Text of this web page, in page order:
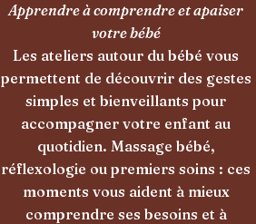
Apprendre à comprendre et apaiser
votre bébé
Les ateliers autour du bébé vous
permettent de découvrir des gestes
simples et bienveillants pour
accompagner votre enfant au
quotidien. Massage bébé,
réflexologie ou premiers soins : ces
moments vous aident à mieux
comprendre ses besoins et à